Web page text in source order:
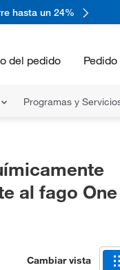
hasta un 24%
del pedido
Programas y
al fago
Cambiar vista